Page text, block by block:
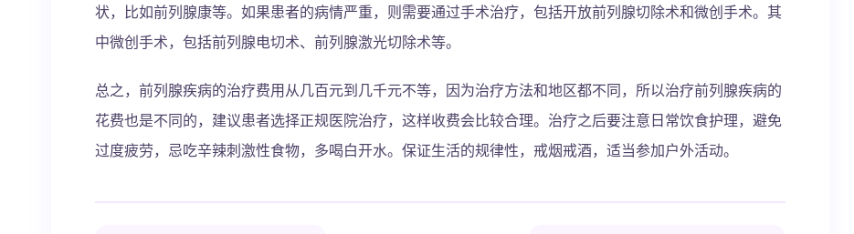
状，比如前列腺康等。如果患者的病情严重，则需要通过手术治疗，包括开放前列腺切除术和微创手术。其
中微创手术，包括前列腺电切术、前列腺激光切除术等。
总之，前列腺疾病的治疗费用从几百元到几千元不等，因为治疗方法和地区都不同，所以治疗前列腺疾病的
花费也是不同的，建议患者选择正规医院治疗，这样收费会比较合理。治疗之后要注意日常饮食护理，避免
过度疲劳，忌吃辛辣刺激性食物，多喝白开水。保证生活的规律性，戒烟戒酒，适当参加户外活动。